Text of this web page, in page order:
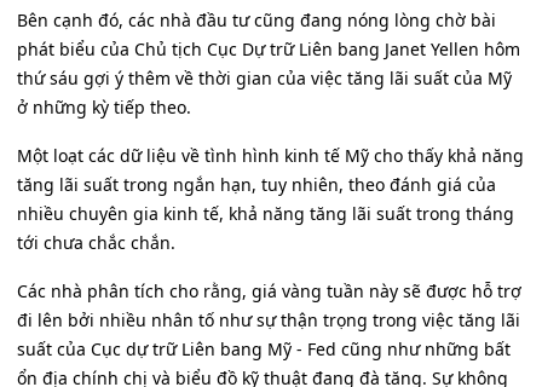
Bên cạnh đó, các nhà đầu tư cũng đang nóng lòng chờ bài
phát biểu của Chủ tịch Cục Dự trữ Liên bang Janet Yellen hôm
thứ sáu gợi ý thêm về thời gian của việc tăng lãi suất của Mỹ
ở những kỳ tiếp theo.
Một loạt các dữ liệu về tình hình kinh tế Mỹ cho thấy khả năng
tăng lãi suất trong ngắn hạn, tuy nhiên, theo đánh giá của
nhiều chuyên gia kinh tế, khả năng tăng lãi suất trong tháng
tới chưa chắc chắn.
Các nhà phân tích cho rằng, giá vàng tuần này sẽ được hỗ trợ
đi lên bởi nhiều nhân tố như sự thận trọng trong việc tăng lãi
suất của Cục dự trữ Liên bang Mỹ - Fed cũng như những bất
ổn địa chính chị và biểu đồ kỹ thuật đang đà tăng. Sự không